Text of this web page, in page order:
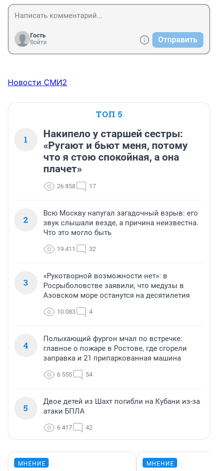
Гость
Войти
Отправить
Новости СМИ2
ТОП 5
1
Накипело у старшей сестры:
«Ругают и бьют меня, потому
что я стою спокойная, а она
плачет»
26 858 17
2
Всю Москву напугал загадочный взрыв: его
звук слышали везде, а причина неизвестна.
Что это могло быть
19 411 32
3
«Рукотворной возможности нет»: в
Росрыболовстве заявили, что медузы в
Азовском море останутся на десятилетия
10 083 4
4
Полыхающий фургон мчал по встречке:
главное о пожаре в Ростове, где сгорели
заправка и 21 припаркованная машина
6 555 54
5
Двое детей из Шахт погибли на Кубани из-за
атаки БПЛА
6 417 42
МНЕНИЕ МНЕНИЕ